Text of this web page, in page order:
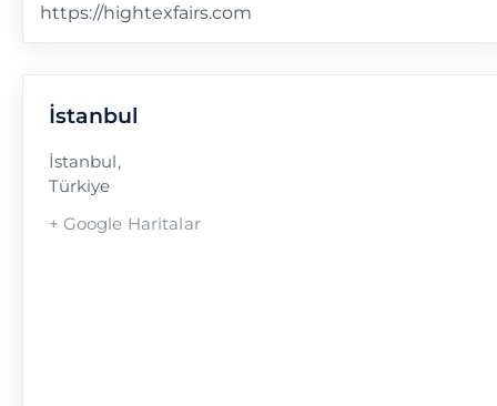
https://hightexfairs.com
İstanbul
İstanbul,
Türkiye
+ Google Haritalar